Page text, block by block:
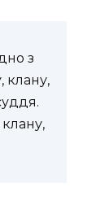
з
клану,
клану,